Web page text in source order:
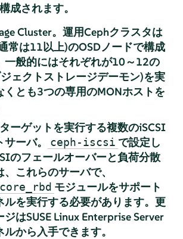
成されます。
Cluster。運用Cephクラスタは
常は11以上)のOSDノードで構成
一般的にはそれぞれが10～12の
ェクトストレージデーモン)を実
くとも3つの専用のMONホストを
ーゲットを実行する複数のiSCSI
ーバ。
ceph-iscsi で設定し
のフェールオーバーと負荷分散
これらのサーバで、
モジュールをサポート
ルを実行する必要があります。更
はSUSE Linux Enterprise Server
から入手できます。